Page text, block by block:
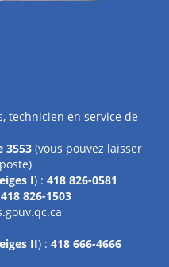
technicien en service de
3553 (vous pouvez laisser
I) : 418 826-0581
418 826-1503
II) : 418 666-4666